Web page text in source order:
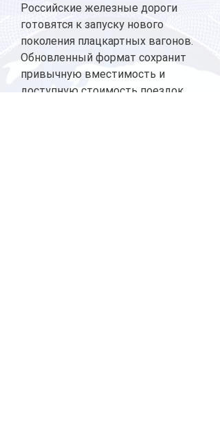
Российские железные дороги
готовятся к запуску нового
поколения плацкартных вагонов.
Обновленный формат сохранит
привычную вместимость и
доступную стоимость поездок,